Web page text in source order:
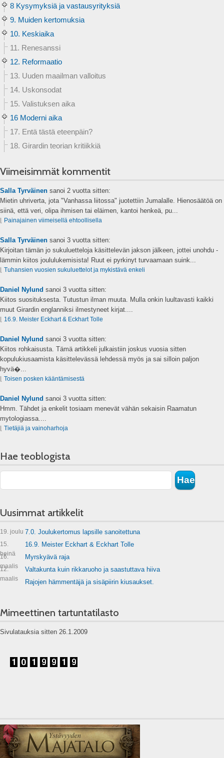
8 Kysymyksiä ja vastausyrityksiä
9. Muiden kertomuksia
10. Keskiaika
11. Renesanssi
12. Reformaatio
13. Uuden maailman valloitus
14. Uskonsodat
15. Valistuksen aika
16 Moderni aika
17. Entä tästä eteenpäin?
18. Girardin teorian kritiikkiä
Viimeisimmät kommentit
Salla Tyrväinen sanoi 2 vuotta sitten:
Mietin uhriverta, jota "Vanhassa liitossa" juotettiin Jumalalle. Hienosäätöä on
siinä, että veri, olipa ihmisen tai eläimen, kantoi henkeä, pu...
⌊ Painajainen viimeisellä ehtoollisella
Salla Tyrväinen sanoi 3 vuotta sitten:
Kirjoitan tämän jo sukuluetteloja käsittelevän jakson jälkeen, jottei unohdu -
lämmin kiitos joululukemisista! Ruut ei pyrkinyt turvaamaan suink...
⌊ Tuhansien vuosien sukuluettelot ja mykistävä enkeli
Daniel Nylund sanoi 3 vuotta sitten:
Kiitos suosituksesta. Tutustun ilman muuta. Mulla onkin luultavasti kaikki
muut Girardin englanniksi ilmestyneet kirjat....
⌊ 16.9. Meister Eckhart & Eckhart Tolle
Daniel Nylund sanoi 3 vuotta sitten:
Kiitos rohkaisusta. Tämä artikkeli julkaistiin joskus vuosia sitten
kopulukiusaamista käsittelevässä lehdessä myös ja sai silloin paljon
hyvä�...
⌊ Toisen posken kääntämisestä
Daniel Nylund sanoi 3 vuotta sitten:
Hmm. Tähdet ja enkelit tosiaam menevät vähän sekaisin Raamatun
mytologiassa....
⌊ Tietäjiä ja vainoharhoja
Hae teoblogista
Uusimmat artikkelit
19. joulu 7.0. Joulukertomus lapsille sanoitettuna
15.
heinä
16.9. Meister Eckhart & Eckhart Tolle
16.
maalis
Myrskyävä raja
12.
maalis
Valtakunta kuin rikkaruoho ja saastuttava hiiva
Rajojen hämmentäjä ja sisäpiirin kiusaukset.
Mimeettinen tartuntatilasto
Sivulatauksia sitten 26.1.2009